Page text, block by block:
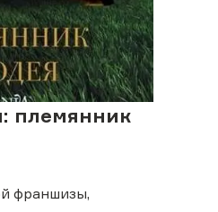
племянник
франшизы,